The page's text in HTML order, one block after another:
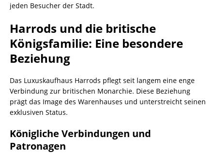
jeden Besucher der Stadt.
Harrods und die britische
Königsfamilie: Eine besondere
Beziehung
Das Luxuskaufhaus Harrods pflegt seit langem eine enge
Verbindung zur britischen Monarchie. Diese Beziehung
prägt das Image des Warenhauses und unterstreicht seinen
exklusiven Status.
Königliche Verbindungen und
Patronagen